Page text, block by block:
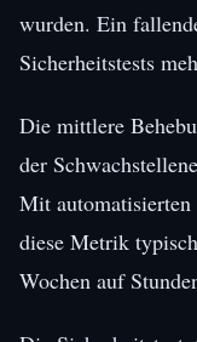
wurden. Ein
Sicherheitstests
Die mittlere
der
Mit automatisierten
diese Metrik
Wochen auf